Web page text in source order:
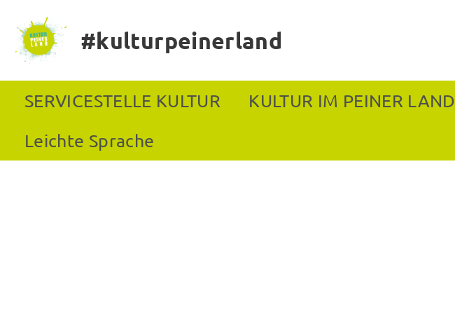
#kulturpeinerland
SERVICESTELLE KULTUR KULTUR IM PEINER LAND
Leichte Sprache